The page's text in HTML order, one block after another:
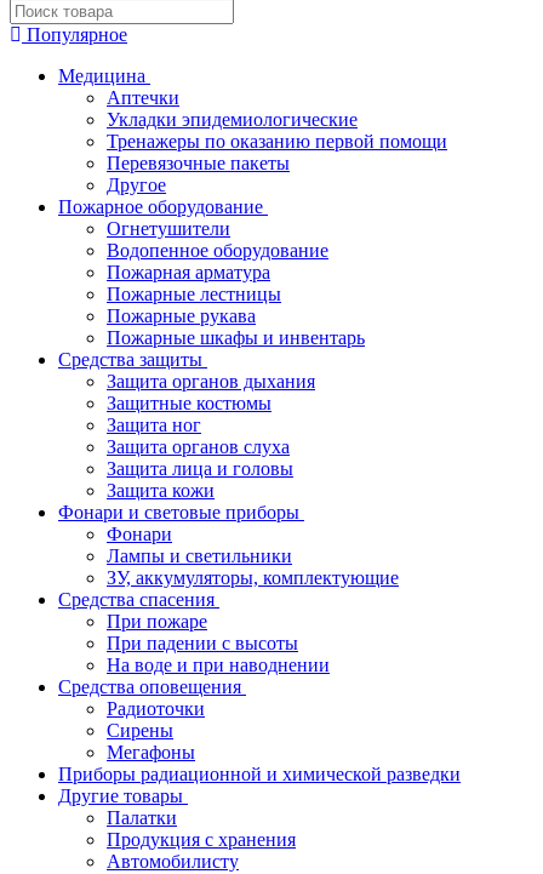
Популярное
Медицина
Аптечки
Укладки эпидемиологические
Тренажеры по оказанию первой помощи
Перевязочные пакеты
Другое
Пожарное оборудование
Огнетушители
Водопенное оборудование
Пожарная арматура
Пожарные лестницы
Пожарные рукава
Пожарные шкафы и инвентарь
Средства защиты
Защита органов дыхания
Защитные костюмы
Защита ног
Защита органов слуха
Защита лица и головы
Защита кожи
Фонари и световые приборы
Фонари
Лампы и светильники
ЗУ, аккумуляторы, комплектующие
Средства спасения
При пожаре
При падении с высоты
На воде и при наводнении
Средства оповещения
Радиоточки
Сирены
Мегафоны
Приборы радиационной и химической разведки
Другие товары
Палатки
Продукция с хранения
Автомобилисту